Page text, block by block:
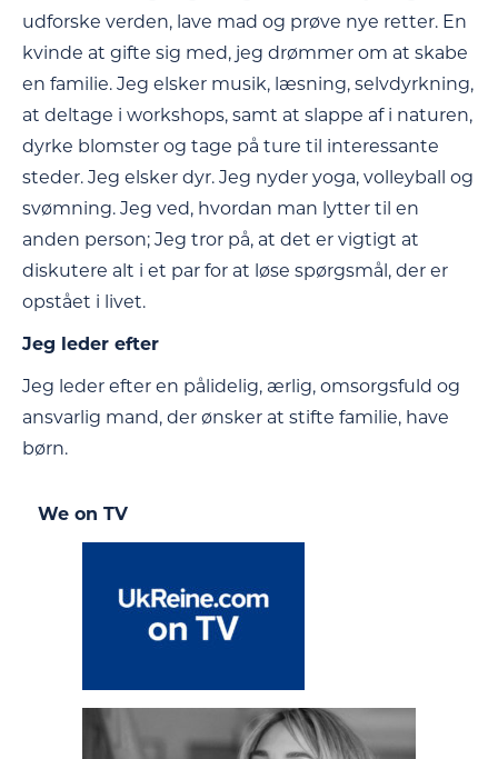
udforske verden, lave mad og prøve nye retter. En
kvinde at gifte sig med, jeg drømmer om at skabe
en familie. Jeg elsker musik, læsning, selvdyrkning,
at deltage i workshops, samt at slappe af i naturen,
dyrke blomster og tage på ture til interessante
steder. Jeg elsker dyr. Jeg nyder yoga, volleyball og
svømning. Jeg ved, hvordan man lytter til en
anden person; Jeg tror på, at det er vigtigt at
diskutere alt i et par for at løse spørgsmål, der er
opstået i livet.
Jeg leder efter
Jeg leder efter en pålidelig, ærlig, omsorgsfuld og
ansvarlig mand, der ønsker at stifte familie, have
børn.
We on TV